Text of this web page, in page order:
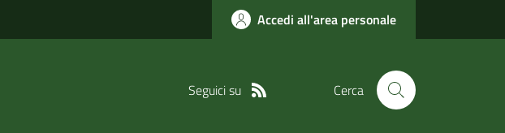
Accedi all'area personale
Seguici su Cerca